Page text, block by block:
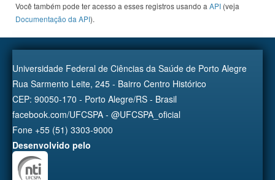
Você também pode ter acesso a esses registros usando a API (veja
Documentação da API).
Universidade Federal de Ciências da Saúde de Porto Alegre
Rua Sarmento Leite, 245 - Bairro Centro Histórico
CEP: 90050-170 - Porto Alegre/RS - Brasil
facebook.com/UFCSPA - @UFCSPA_oficial
Fone +55 (51) 3303-9000
Desenvolvido pelo